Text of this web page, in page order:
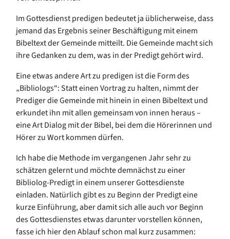
Im Gottesdienst predigen bedeutet ja üblicherweise, dass
jemand das Ergebnis seiner Beschäftigung mit einem
Bibeltext der Gemeinde mitteilt. Die Gemeinde macht sich
ihre Gedanken zu dem, was in der Predigt gehört wird.
Eine etwas andere Art zu predigen ist die Form des
„Bibliologs“: Statt einen Vortrag zu halten, nimmt der
Prediger die Gemeinde mit hinein in einen Bibeltext und
erkundet ihn mit allen gemeinsam von innen heraus –
eine Art Dialog mit der Bibel, bei dem die Hörerinnen und
Hörer zu Wort kommen dürfen.
Ich habe die Methode im vergangenen Jahr sehr zu
schätzen gelernt und möchte demnächst zu einer
Bibliolog-Predigt in einem unserer Gottesdienste
einladen. Natürlich gibt es zu Beginn der Predigt eine
kurze Einführung, aber damit sich alle auch vor Beginn
des Gottesdienstes etwas darunter vorstellen können,
fasse ich hier den Ablauf schon mal kurz zusammen: